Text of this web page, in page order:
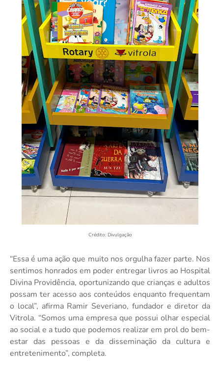
Crédito: Divulgação
“Essa é uma ação que muito nos orgulha fazer parte. Nos
sentimos honrados em poder entregar livros ao Hospital
Divina Providência, oportunizando que crianças e adultos
possam ter acesso aos conteúdos enquanto frequentam
o local”, afirma Ramir Severiano, fundador e diretor da
Vitrola. “Somos uma empresa que possui olhar especial
ao social e a tudo que podemos realizar em prol do bem-
estar das pessoas e da disseminação da cultura e
entretenimento”, completa.